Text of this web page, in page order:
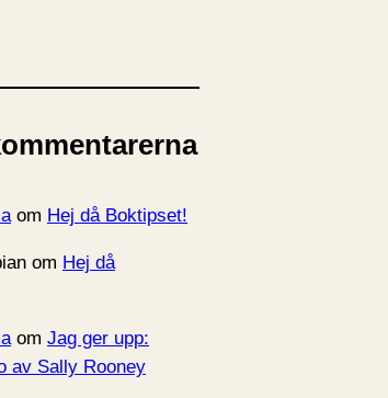
om Hej då Boktipset!
om Hej då
om Jag ger upp:
av Sally Rooney